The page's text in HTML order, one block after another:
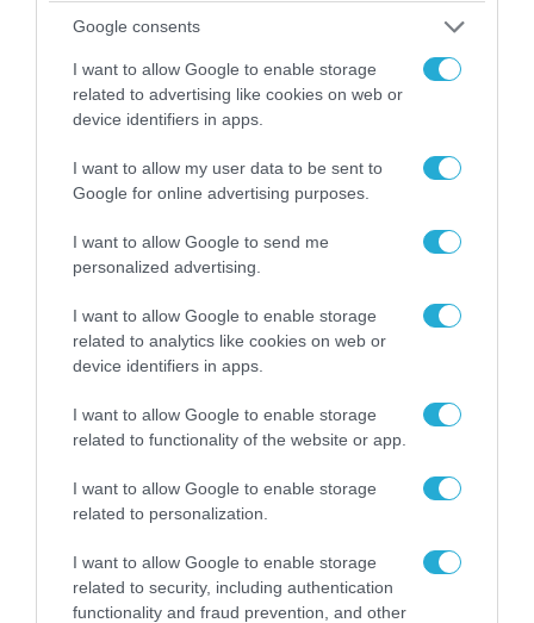
Google consents
I want to allow Google to enable storage
related to advertising like cookies on web or
device identifiers in apps.
I want to allow my user data to be sent to
Google for online advertising purposes.
I want to allow Google to send me
personalized advertising.
I want to allow Google to enable storage
related to analytics like cookies on web or
device identifiers in apps.
I want to allow Google to enable storage
related to functionality of the website or app.
I want to allow Google to enable storage
related to personalization.
I want to allow Google to enable storage
related to security, including authentication
functionality and fraud prevention, and other
07.08.2026 | 00:02
Τουρκικά οπλισμένα F-16 «συνεπλάκησαν» με
ελληνικά μαχητικά στο Αιγαίο
06.08.2026 | 21:02
Τελεσίγραφο του Ιράν στις χώρες του Κόλπου:
«Σταματήστε τον Τραμπ αλλιώς θα σας
χτυπήσουμε σκληρά»